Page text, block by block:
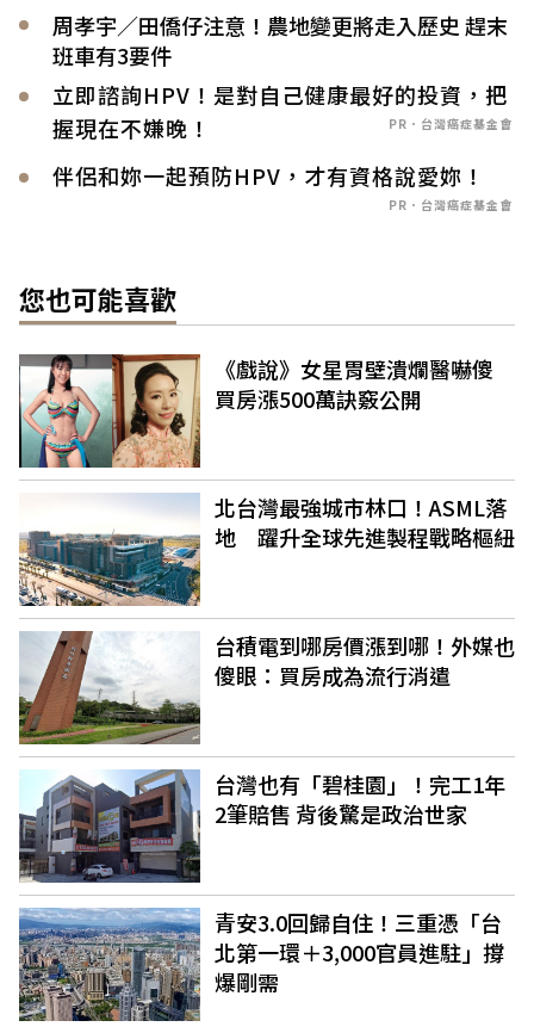
周孝宇／田僑仔注意！農地變更將走入歷史 趕末
班車有3要件
立即諮詢HPV！是對自己健康最好的投資，把
握現在不嫌晚！
PR．台灣癌症基金會
伴侶和妳一起預防HPV，才有資格說愛妳！
PR．台灣癌症基金會
您也可能喜歡
《戲說》女星胃壁潰爛醫嚇傻
買房漲500萬訣竅公開
北台灣最強城市林口！ASML落
地 躍升全球先進製程戰略樞紐
台積電到哪房價漲到哪！外媒也
傻眼：買房成為流行消遣
台灣也有「碧桂園」！完工1年
2筆賠售 背後驚是政治世家
青安3.0回歸自住！三重憑「台
北第一環＋3,000官員進駐」撐
爆剛需